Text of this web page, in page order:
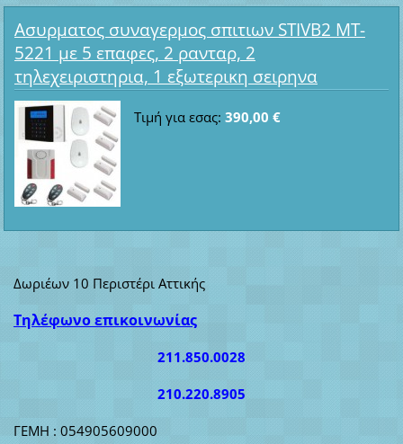
Ασυρματος συναγερμος σπιτιων STIVB2 MT-
5221 με 5 επαφες, 2 ρανταρ, 2
τηλεχειριστηρια, 1 εξωτερικη σειρηνα
Τιμή για εσας: 390,00 €
Δωριέων 10 Περιστέρι Αττικής
Τηλέφωνο επικοινωνίας
211.850.0028
210.220.8905
ΓΕΜΗ : 054905609000